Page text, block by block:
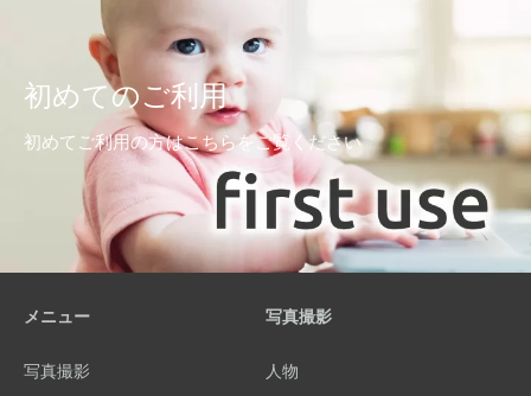
初めてのご利用
初めてご利用の方はこちらをご覧ください
メニュー
写真撮影
写真撮影
人物